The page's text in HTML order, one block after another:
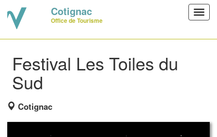
Cotignac
Office de Tourisme
Festival Les Toiles du
Sud
Cotignac